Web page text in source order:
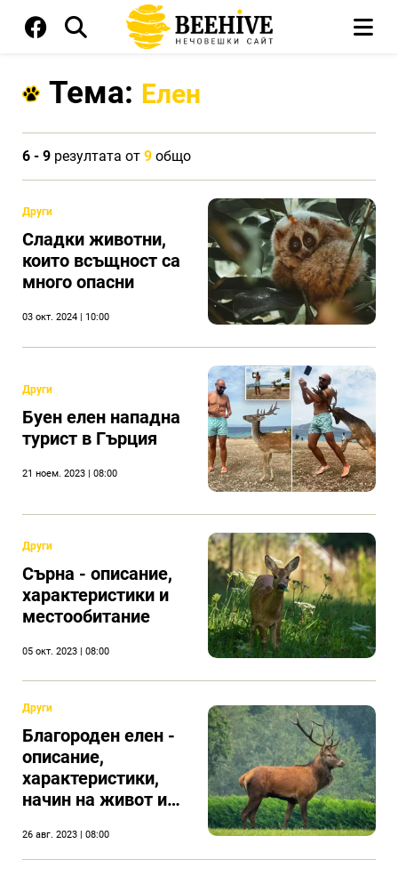
Тема: Елен
6 - 9 резултата от 9 общо
Други
Сладки животни,
които всъщност са
много опасни
03 окт. 2024 | 10:00
Други
Буен елен нападна
турист в Гърция
21 ноем. 2023 | 08:00
Други
Сърна - описание,
характеристики и
местообитание
05 окт. 2023 | 08:00
Други
Благороден елен -
описание,
характеристики,
начин на живот и
26 авг. 2023 | 08:00